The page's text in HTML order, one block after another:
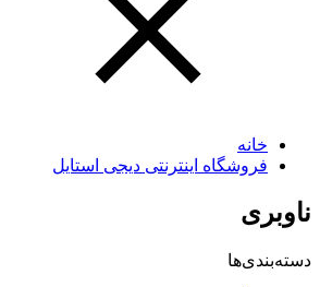
خانه
فروشگاه اینترنتی دیجی استایل
ناوبری
دسته‌بندی‌ها